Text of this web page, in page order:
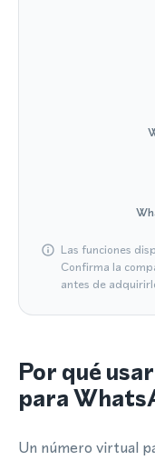
Las funciones
Confirma la
antes de
Por qué
para
Un número virtual